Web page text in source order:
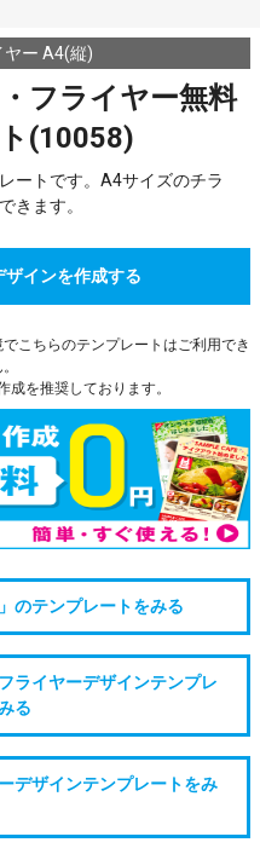
ヤー A4(縦)
フライヤー無料
(10058)
ートです。A4サイズのチラ
きます。
インを作成する
こちらのテンプレートはご利用でき
成を推奨しております。
のテンプレートをみる
ライヤーデザインテンプレ
る
デザインテンプレートをみ